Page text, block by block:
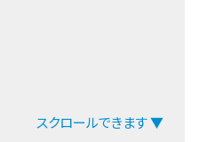
スクロールできます ▼